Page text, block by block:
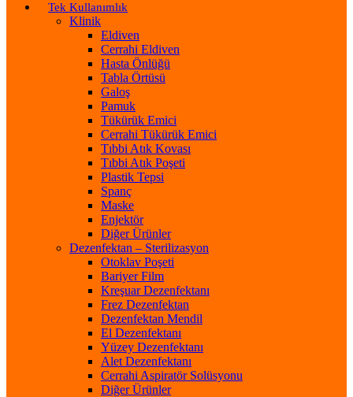
Tek Kullanımlık
Klinik
Eldiven
Cerrahi Eldiven
Hasta Önlüğü
Tabla Örtüsü
Galoş
Pamuk
Tükürük Emici
Cerrahi Tükürük Emici
Tıbbi Atık Kovası
Tıbbi Atık Poşeti
Plastik Tepsi
Spanç
Maske
Enjektör
Diğer Ürünler
Dezenfektan – Sterilizasyon
Otoklav Poşeti
Bariyer Film
Kreşuar Dezenfektanı
Frez Dezenfektan
Dezenfektan Mendil
El Dezenfektanı
Yüzey Dezenfektanı
Alet Dezenfektanı
Cerrahi Aspiratör Solüsyonu
Diğer Ürünler